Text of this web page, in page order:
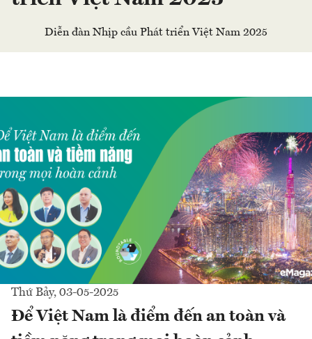
Diễn đàn Nhịp cầu Phát triển Việt Nam 2025
Thứ Bảy, 03-05-2025
Để Việt Nam là điểm đến an toàn và